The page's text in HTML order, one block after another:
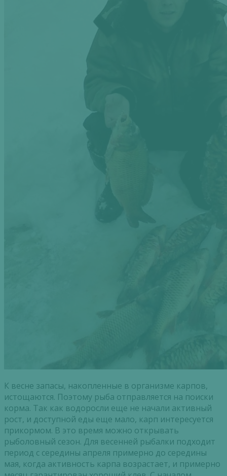
К весне запасы, накопленные в организме карпов,
истощаются. Поэтому рыба отправляется на поиски
корма. Так как водоросли еще не начали активный
рост, и доступной еды еще мало, карп интересуется
прикормом. В это время можно открывать
рыболовный сезон. Для весенней рыбалки подходит
период с середины апреля примерно до середины
мая, когда активность карпа возрастает, и примерно